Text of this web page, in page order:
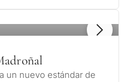
un nuevo estándar de